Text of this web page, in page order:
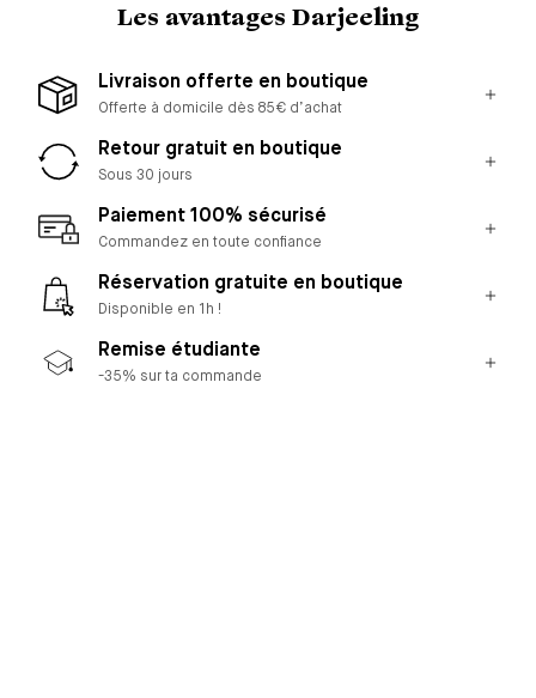
Les avantages Darjeeling
Livraison offerte en boutique
Offerte à domicile dès 85€ d’achat
Retour gratuit en boutique
Sous 30 jours
Paiement 100% sécurisé
Commandez en toute confiance
Réservation gratuite en boutique
Disponible en 1h !
Remise étudiante
-35% sur ta commande